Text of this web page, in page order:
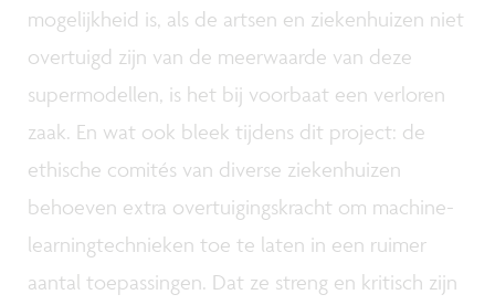
mogelijkheid is, als de artsen en ziekenhuizen niet
overtuigd zijn van de meerwaarde van deze
supermodellen, is het bij voorbaat een verloren
zaak. En wat ook bleek tijdens dit project: de
ethische comités van diverse ziekenhuizen
behoeven extra overtuigingskracht om machine-
learningtechnieken toe te laten in een ruimer
aantal toepassingen. Dat ze streng en kritisch zijn